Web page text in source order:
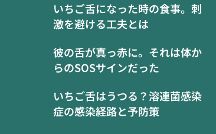
いちご舌になった時の食事。刺
激を避ける工夫とは
彼の舌が真っ赤に。それは体か
らのSOSサインだった
いちご舌はうつる？溶連菌感染
症の感染経路と予防策